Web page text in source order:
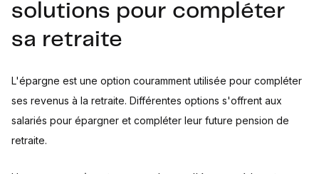
solutions pour compléter
sa retraite
L'épargne est une option couramment utilisée pour compléter
ses revenus à la retraite. Différentes options s'offrent aux
salariés pour épargner et compléter leur future pension de
retraite.